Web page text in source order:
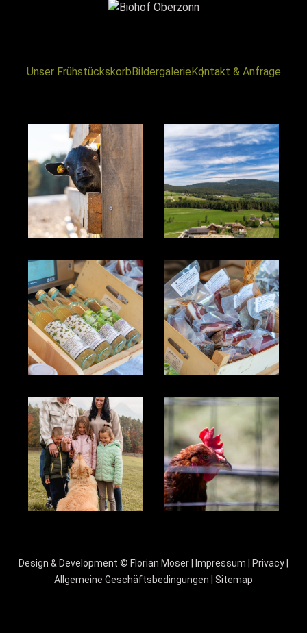
Unser FrühstückskorbBildergalerieKontakt & Anfrage
Design & Development © Florian Moser Impressum Privacy
Allgemeine Geschäftsbedingungen
Sitemap